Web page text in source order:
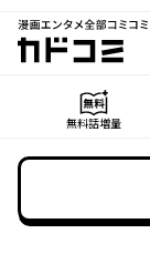
漫画エンタメ全
カ
無料話増量